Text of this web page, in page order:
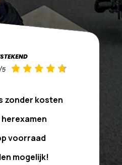
zonder kosten
herexamen
voorraad
mogelijk!